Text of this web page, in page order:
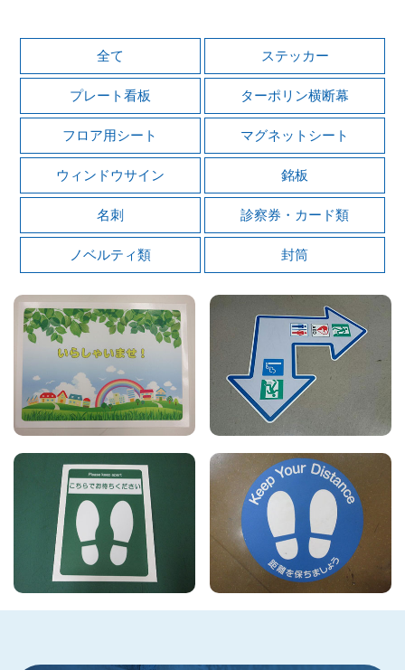
全て ステッカー
プレート看板 ターポリン横断幕
フロア用シート マグネットシート
ウィンドウサイン 銘板
名刺 診察券・カード類
ノベルティ類 封筒